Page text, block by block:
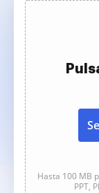
Hasta 100 MB
PPT,